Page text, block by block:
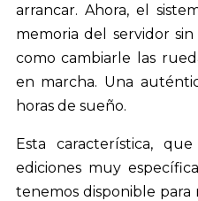
arrancar. Ahora, el
memoria del servidor
como cambiarle las
en marcha. Una
horas de sueño.
Esta característica,
ediciones muy
tenemos disponible para